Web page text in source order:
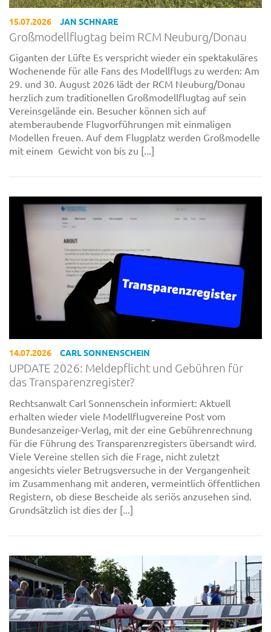
15.07.2026 JAN SCHNARE
Großmodellflugtag beim RCM Neuburg/Donau
Giganten der Lüfte Es verspricht wieder ein spektakuläres
Wochenende für alle Fans des Modellflugs zu werden: Am
29. und 30. August 2026 lädt der RCM Neuburg/Donau
herzlich zum traditionellen Großmodellflugtag auf sein
Vereinsgelände ein. Besucher können sich auf
atemberaubende Flugvorführungen mit einmaligen
Modellen freuen. Auf dem Flugplatz werden Großmodelle
mit einem Gewicht von bis zu [...]
14.07.2026 CARL SONNENSCHEIN
UPDATE 2026: Meldepflicht und Gebühren für
das Transparenzregister?
Rechtsanwalt Carl Sonnenschein informiert: Aktuell
erhalten wieder viele Modellflugvereine Post vom
Bundesanzeiger-Verlag, mit der eine Gebührenrechnung
für die Führung des Transparenzregisters übersandt wird.
Viele Vereine stellen sich die Frage, nicht zuletzt
angesichts vieler Betrugsversuche in der Vergangenheit
im Zusammenhang mit anderen, vermeintlich öffentlichen
Registern, ob diese Bescheide als seriös anzusehen sind.
Grundsätzlich ist dies der [...]